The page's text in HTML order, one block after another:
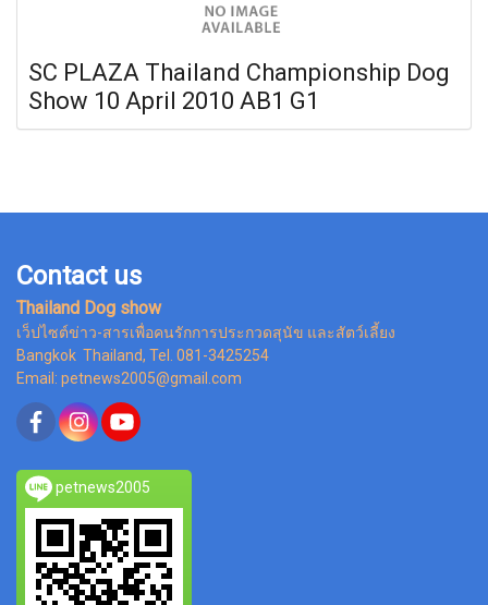
SC PLAZA Thailand Championship Dog
Show 10 April 2010 AB1 G1
Contact us
Thailand Dog show
เว็ปไซต์ข่าว-สารเพื่อคนรักการประกวดสุนัข และสัตว์เลี้ยง
Bangkok Thailand, Tel. 081-3425254
Email: petnews2005@gmail.com
petnews2005